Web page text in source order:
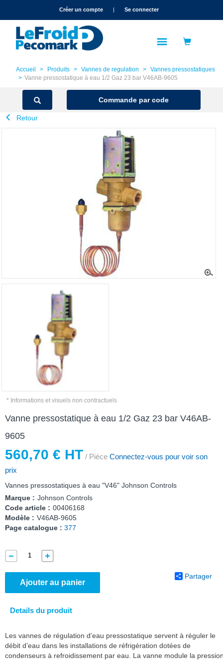
text.skipToNavigationCréer un compte | Se connecter
Accueil Produits Vannes de regulation
Vannes pressostatiques
Vanne pressostatique à eau 1/2 Gaz 23 bar V46AB-9605
Commande par code
Retour
* Informations et visuels non contractuels
Vanne pressostatique à eau 1/2 Gaz 23 bar V46AB-
9605
560,70 € HT / Pièce Connectez-vous pour voir son
prix
Vannes pressostatiques à eau "V46" Johnson Controls
Marque : Johnson Controls
Code article : 00406168
Modèle : V46AB-9605
Page catalogue : 377
Ajouter au panier
Partager
Details du produit
Les vannes de régulation d’eau pressostatique servent à réguler le
débit d’eau dans les installations de réfrigération dotées de
condenseurs à refroidissement par eau. La vanne module la